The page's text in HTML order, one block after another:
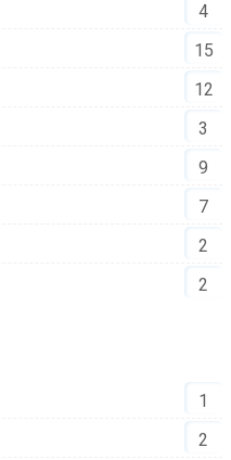
4
15
12
3
9
7
2
2
1
2